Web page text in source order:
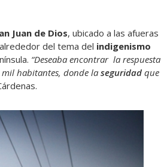
Juan de Dios, ubicado a las afueras
del tema del indigenismo
“Deseaba encontrar la respuesta
mil habitantes, donde la seguridad que